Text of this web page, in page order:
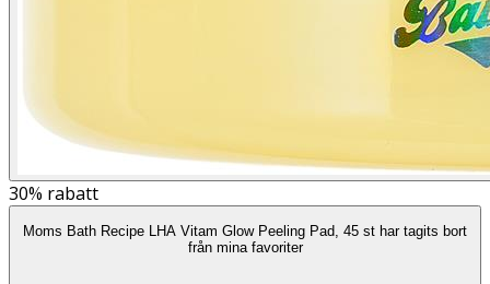
30% rabatt
Moms Bath Recipe LHA Vitam Glow Peeling Pad, 45 st har tagits bort
från mina favoriter